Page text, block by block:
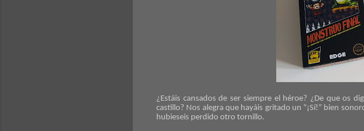
¿Estáis cansados de ser siempre el héroe? ¿De que os
castillo? Nos alegra que hayáis gritado un “¡Sí!” bien
hubieseis perdido otro tornillo.